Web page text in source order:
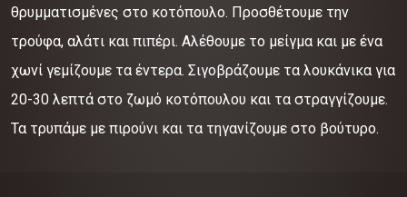
θρυμματισμένες στο κοτόπουλο. Προσθέτουμε την
τρούφα, αλάτι και πιπέρι. Αλέθουμε το μείγμα και με ένα
χωνί γεμίζουμε τα έντερα. Σιγοβράζουμε τα λουκάνικα για
20-30 λεπτά στο ζωμό κοτόπουλου και τα στραγγίζουμε.
Τα τρυπάμε με πιρούνι και τα τηγανίζουμε στο βούτυρο.